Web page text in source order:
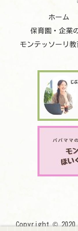
ホーム
保育園・企業
モンテッソーリ教
Copyright © 2020